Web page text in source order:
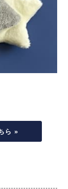
ら »